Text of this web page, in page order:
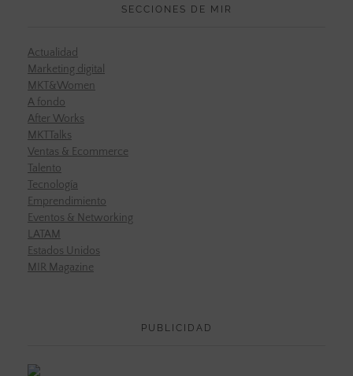
SECCIONES DE MIR
Actualidad
Marketing digital
MKT&Women
A fondo
After Works
MKTTalks
Ventas & Ecommerce
Talento
Tecnología
Emprendimiento
Eventos & Networking
LATAM
Estados Unidos
MIR Magazine
PUBLICIDAD